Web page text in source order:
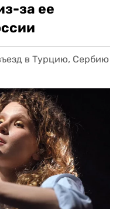
за ее
в Турцию, Сербию